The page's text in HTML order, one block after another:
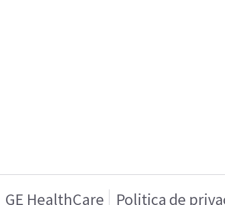
GE HealthCare Politica de